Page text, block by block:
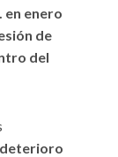
en enero
de
del